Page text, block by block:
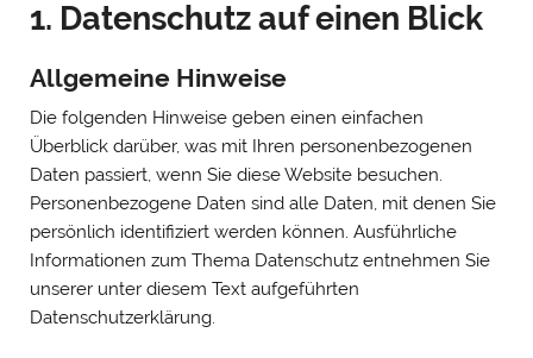
1. Datenschutz auf einen Blick
Allgemeine Hinweise
Die folgenden Hinweise geben einen einfachen
Überblick darüber, was mit Ihren personenbezogenen
Daten passiert, wenn Sie diese Website besuchen.
Personenbezogene Daten sind alle Daten, mit denen Sie
persönlich identifiziert werden können. Ausführliche
Informationen zum Thema Datenschutz entnehmen Sie
unserer unter diesem Text aufgeführten
Datenschutzerklärung.